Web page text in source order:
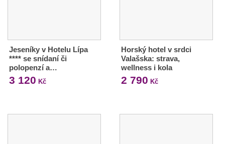
Jeseníky v Hotelu Lípa
**** se snídaní či
polopenzí a…
3 120 Kč
Horský hotel v srdci
Valašska: strava,
wellness i kola
2 790 Kč